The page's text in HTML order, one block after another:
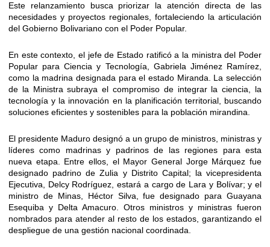
Este relanzamiento busca priorizar la atención directa de las
necesidades y proyectos regionales, fortaleciendo la articulación
del Gobierno Bolivariano con el Poder Popular.
En este contexto, el jefe de Estado ratificó a la ministra del Poder
Popular para Ciencia y Tecnología, Gabriela Jiménez Ramírez,
como la madrina designada para el estado Miranda. La selección
de la Ministra subraya el compromiso de integrar la ciencia, la
tecnología y la innovación en la planificación territorial, buscando
soluciones eficientes y sostenibles para la población mirandina.
El presidente Maduro designó a un grupo de ministros, ministras y
líderes como madrinas y padrinos de las regiones para esta
nueva etapa. Entre ellos, el Mayor General Jorge Márquez fue
designado padrino de Zulia y Distrito Capital; la vicepresidenta
Ejecutiva, Delcy Rodríguez, estará a cargo de Lara y Bolívar; y el
ministro de Minas, Héctor Silva, fue designado para Guayana
Esequiba y Delta Amacuro. Otros ministros y ministras fueron
nombrados para atender al resto de los estados, garantizando el
despliegue de una gestión nacional coordinada.